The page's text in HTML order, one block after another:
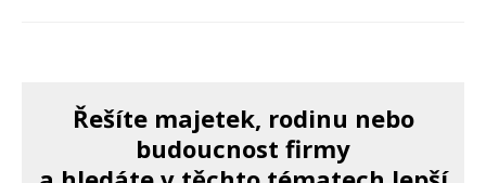
Řešíte majetek, rodinu nebo
budoucnost firmy